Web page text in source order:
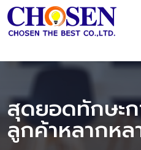
สุดยอดทักษะ
ลูกค้าหลากห